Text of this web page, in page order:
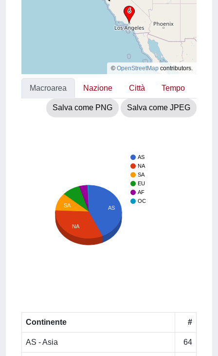
© OpenStreetMap contributors.
Macroarea Nazione Città Tempo
Salva come PNG Salva come JPEG
AS
NA
SA
EU
AF
OC
AS
SA
NA
Continente #
AS - Asia 64